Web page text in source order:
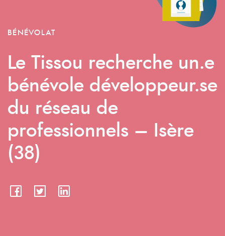
BÉNÉVOLAT
Le Tissou recherche un.e
bénévole développeur.se
du réseau de
professionnels – Isère
(38)